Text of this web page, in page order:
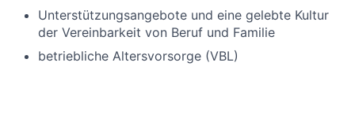
Unterstützungsangebote und eine gelebte Kultur
der Vereinbarkeit von Beruf und Familie
betriebliche Altersvorsorge (VBL)